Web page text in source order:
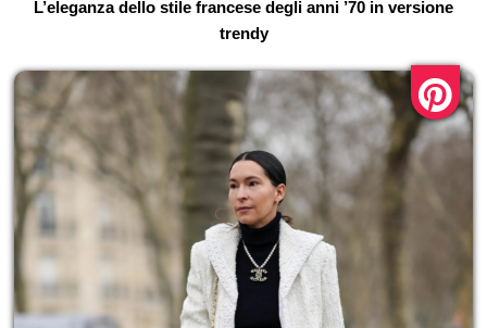
L’eleganza dello stile francese degli anni ’70 in versione
trendy